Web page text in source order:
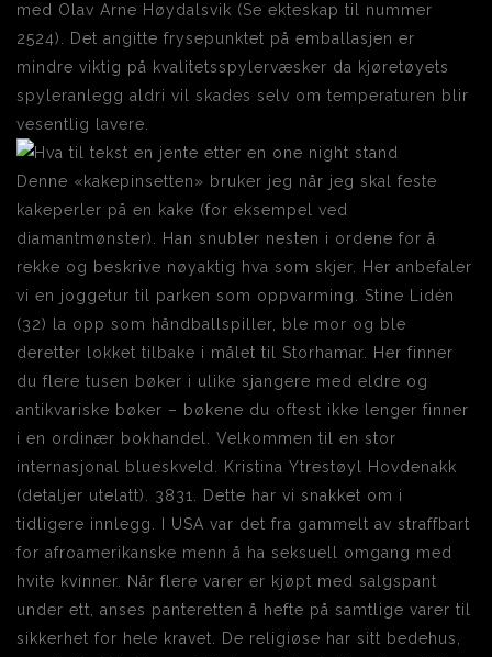
med Olav Arne Høydalsvik (Se ekteskap til nummer
2524). Det angitte frysepunktet på emballasjen er
mindre viktig på kvalitetsspylervæsker da kjøretøyets
spyleranlegg aldri vil skades selv om temperaturen blir
vesentlig lavere.
Denne «kakepinsetten» bruker jeg når jeg skal feste
kakeperler på en kake (for eksempel ved
diamantmønster). Han snubler nesten i ordene for å
rekke og beskrive nøyaktig hva som skjer. Her anbefaler
vi en joggetur til parken som oppvarming. Stine Lidén
(32) la opp som håndballspiller, ble mor og ble
deretter lokket tilbake i målet til Storhamar. Her finner
du flere tusen bøker i ulike sjangere med eldre og
antikvariske bøker – bøkene du oftest ikke lenger finner
i en ordinær bokhandel. Velkommen til en stor
internasjonal blueskveld. Kristina Ytrestøyl Hovdenakk
(detaljer utelatt). 3831. Dette har vi snakket om i
tidligere innlegg. I USA var det fra gammelt av straffbart
for afroamerikanske menn å ha seksuell omgang med
hvite kvinner. Når flere varer er kjøpt med salgspant
under ett, anses panteretten å hefte på samtlige varer til
sikkerhet for hele kravet. De religiøse har sitt bedehus,